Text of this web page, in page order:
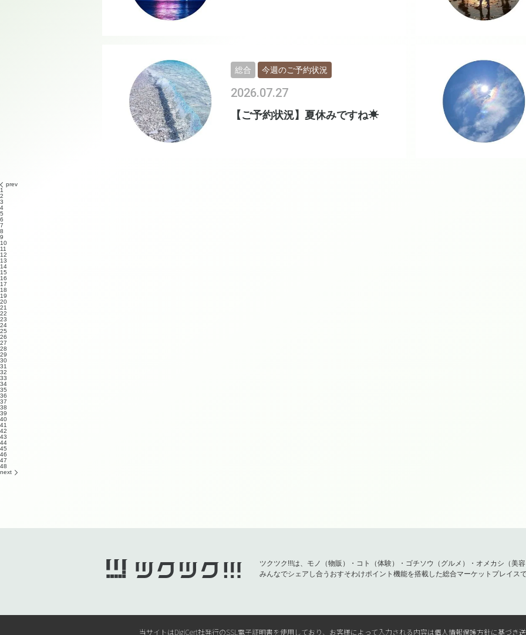
【ご予約状況】夏休みですね☀
2026.07.27
総合 今週のご予約状況
prev
1
2
3
4
5
6
7
8
9
10
11
12
13
14
15
16
17
18
19
20
21
22
23
24
25
26
27
28
29
30
31
32
33
34
35
36
37
38
39
40
41
42
43
44
45
46
47
48
next
ツクツク!!!は、モノ（物販）・コト（体験）・ゴチソウ（グルメ）・オメカシ（美
みんなでシェアし合うおすそわけポイント機能を搭載した総合マーケットプレイスで
当サイトはDigiCert社発行のSSL電子証明書を使用しており、お客様によって入力される内容は個人情報保護方針に基づき